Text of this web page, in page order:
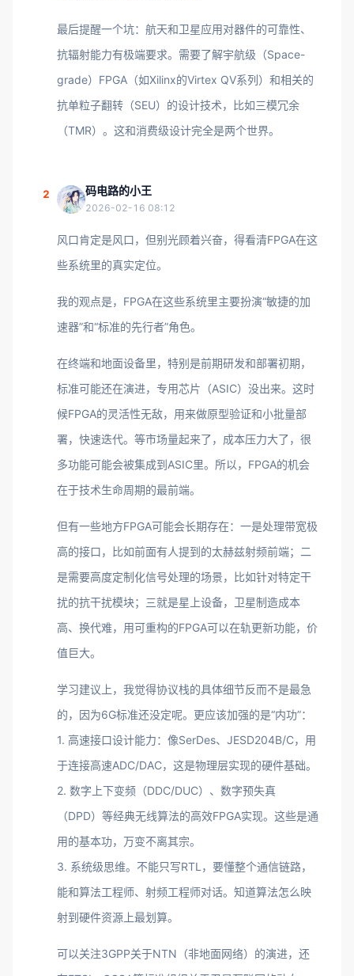
最后提醒一个坑：航天和卫星应用对器件的可靠性、
抗辐射能力有极端要求。需要了解宇航级（Space-
grade）FPGA（如Xilinx的Virtex QV系列）和相关的
抗单粒子翻转（SEU）的设计技术，比如三模冗余
（TMR）。这和消费级设计完全是两个世界。
2 码电路的小王
2026-02-16 08:12
风口肯定是风口，但别光顾着兴奋，得看清FPGA在这
些系统里的真实定位。
我的观点是，FPGA在这些系统里主要扮演“敏捷的加
速器”和“标准的先行者”角色。
在终端和地面设备里，特别是前期研发和部署初期，
标准可能还在演进，专用芯片（ASIC）没出来。这时
候FPGA的灵活性无敌，用来做原型验证和小批量部
署，快速迭代。等市场量起来了，成本压力大了，很
多功能可能会被集成到ASIC里。所以，FPGA的机会
在于技术生命周期的最前端。
但有一些地方FPGA可能会长期存在：一是处理带宽极
高的接口，比如前面有人提到的太赫兹射频前端；二
是需要高度定制化信号处理的场景，比如针对特定干
扰的抗干扰模块；三就是星上设备，卫星制造成本
高、换代难，用可重构的FPGA可以在轨更新功能，价
值巨大。
学习建议上，我觉得协议栈的具体细节反而不是最急
的，因为6G标准还没定呢。更应该加强的是“内功”：
1. 高速接口设计能力：像SerDes、JESD204B/C，用
于连接高速ADC/DAC，这是物理层实现的硬件基础。
2. 数字上下变频（DDC/DUC）、数字预失真
（DPD）等经典无线算法的高效FPGA实现。这些是通
用的基本功，万变不离其宗。
3. 系统级思维。不能只写RTL，要懂整个通信链路，
能和算法工程师、射频工程师对话。知道算法怎么映
射到硬件资源上最划算。
可以关注3GPP关于NTN（非地面网络）的演进，还